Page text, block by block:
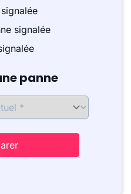
signalée
panne